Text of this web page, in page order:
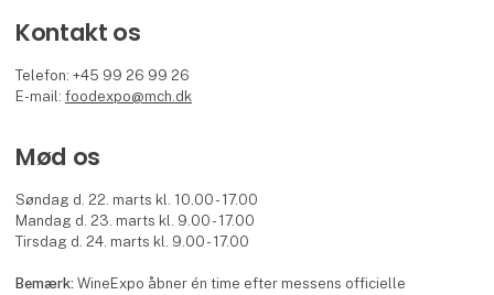
Kontakt os
Telefon: +45 99 26 99 26
E-mail:foodexpo@mch.dk
Mød os
Søndag d. 22. marts kl. 10.00 - 17.00
Mandag d. 23. marts kl. 9.00 - 17.00
Tirsdag d. 24. marts kl. 9.00 - 17.00
Bemærk:WineExpo åbner én time efter messens officielle